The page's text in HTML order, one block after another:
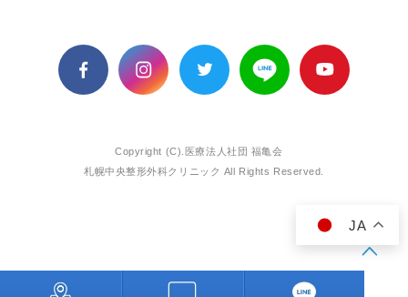
Copyright (C).医療法人社団 福亀会
札幌中央整形外科クリニック All Rights Reserved.
JA